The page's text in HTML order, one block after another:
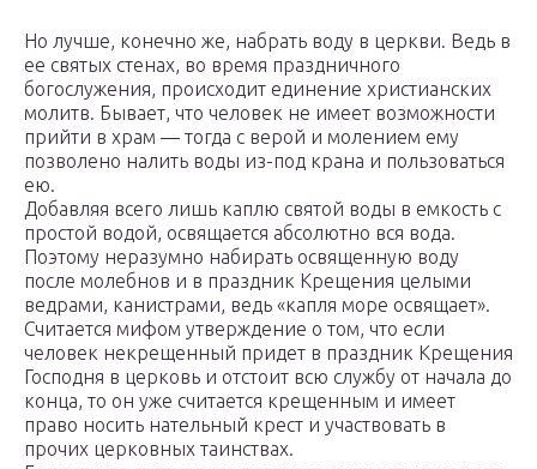
Но лучше, конечно же, набрать воду в церкви. Ведь в
ее святых стенах, во время праздничного
богослужения, происходит единение христианских
молитв. Бывает, что человек не имеет возможности
прийти в храм — тогда с верой и молением ему
позволено налить воды из-под крана и пользоваться
ею.
Добавляя всего лишь каплю святой воды в емкость с
простой водой, освящается абсолютно вся вода.
Поэтому неразумно набирать освященную воду
после молебнов и в праздник Крещения целыми
ведрами, канистрами, ведь «капля море освящает».
Считается мифом утверждение о том, что если
человек некрещенный придет в праздник Крещения
Господня в церковь и отстоит всю службу от начала до
конца, то он уже считается крещенным и имеет
право носить нательный крест и участвовать в
прочих церковных таинствах.